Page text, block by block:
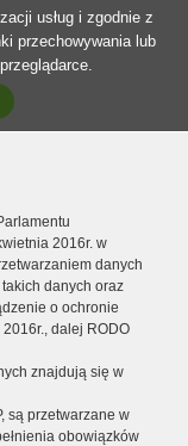
usług i zgodnie z
przechowywania lub
2016r. w
danych
danych oraz
o ochronie
dalej RODO
znajdują się w
są przetwarzane w
obowiązków